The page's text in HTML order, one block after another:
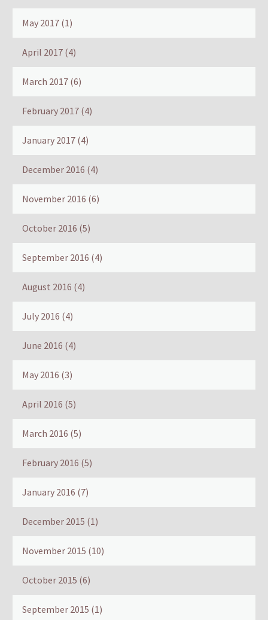
May 2017 (1)
April 2017 (4)
March 2017 (6)
February 2017 (4)
January 2017 (4)
December 2016 (4)
November 2016 (6)
October 2016 (5)
September 2016 (4)
August 2016 (4)
July 2016 (4)
June 2016 (4)
May 2016 (3)
April 2016 (5)
March 2016 (5)
February 2016 (5)
January 2016 (7)
December 2015 (1)
November 2015 (10)
October 2015 (6)
September 2015 (1)